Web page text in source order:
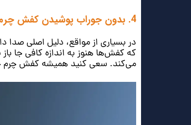
4. بدون جوراب پوشیدن کفش چرم:
در بسیاری از مواقع، دلیل اصلی صدا
که کفش‌ها هنوز به اندازه کافی جا
می‌کند. سعی کنید همیشه کفش چرم